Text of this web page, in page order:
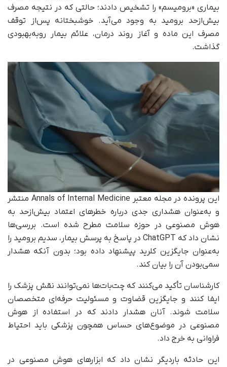
بیماری «برومیسم» را تشخیص دادند؛ حالتی که در نتیجه مصرف
بیش‌ازحد برومید به وجود می‌آید. خوشبختانه پس‌از توقف
مصرف این ماده و آغاز روند درمان، علائم بیمار رو‌به‌بهبودی
گذاشت.
این پرونده در مجله معتبر Annals of Internal Medicine منتشر
و به‌عنوان هشداری جدی درباره خطرهای اعتماد بیش‌ازحد به
هوش مصنوعی در حوزه سلامت مطرح شده است. بررسی‌ها
نشان داد که ChatGPT در پاسخ به پرسش بیمار، سدیم برومید را
به‌عنوان جایگزین کلرید پیشنهاد داده بود؛ بدون آنکه هشدار
سمی‌بودن آن را بیان کند.
کارشناسان تأکید می‌کنند که چت‌بات‌ها نمی‌توانند نقش پزشک را
ایفا کنند و جایگزین قضاوت و مسئولیت حرفه‌ای متخصصان
سلامت شوند. آنان هشدار دادند که در استفاده از هوش
مصنوعی در موضوع‌های حساس همچون پزشکی باید احتیاط
فراوانی به خرج داد.
این حادثه باردیگر نشان داد که ابزارهای هوش مصنوعی در